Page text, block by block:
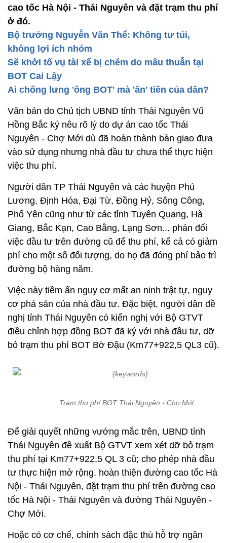
cao tốc Hà Nội - Thái Nguyên và đặt trạm thu phí
ở đó.
Bộ trưởng Nguyễn Văn Thể: Không tư túi,
không lợi ích nhóm
Sẽ khởi tố vụ tài xế bị chém do mâu thuẫn tại
BOT Cai Lậy
Ai chống lưng 'ông BOT' mà 'ăn' tiền của dân?
Văn bản do Chủ tịch UBND tỉnh Thái Nguyên Vũ
Hồng Bắc ký nêu rõ lý do dự án cao tốc Thái
Nguyên - Chợ Mới dù đã hoàn thành bàn giao đưa
vào sử dụng nhưng nhà đầu tư chưa thể thực hiện
việc thu phí.
Người dân TP Thái Nguyên và các huyện Phú
Lương, Định Hóa, Đại Từ, Đồng Hỷ, Sông Công,
Phổ Yên cũng như từ các tỉnh Tuyên Quang, Hà
Giang, Bắc Kạn, Cao Bằng, Lạng Sơn... phản đối
việc đầu tư trên đường cũ để thu phí, kể cả có giảm
phí cho một số đối tượng, do họ đã đóng phí bảo trì
đường bộ hàng năm.
Việc này tiềm ẩn nguy cơ mất an ninh trật tự, nguy
cơ phá sản của nhà đầu tư. Đặc biệt, người dân đề
nghị tỉnh Thái Nguyên có kiến nghị với Bộ GTVT
điều chỉnh hợp đồng BOT đã ký với nhà đầu tư, dỡ
bỏ trạm thu phí BOT Bờ Đậu (Km77+922,5 QL3 cũ).
Trạm thu phí BOT Thái Nguyên - Chợ Mới
Để giải quyết những vướng mắc trên, UBND tỉnh
Thái Nguyên đề xuất Bộ GTVT xem xét dỡ bỏ trạm
thu phí tại Km77+922,5 QL 3 cũ; cho phép nhà đầu
tư thực hiện mở rộng, hoàn thiện đường cao tốc Hà
Nội - Thái Nguyên, đặt trạm thu phí trên đường cao
tốc Hà Nội - Thái Nguyên và đường Thái Nguyên -
Chợ Mới.
Hoặc có cơ chế, chính sách đặc thù hỗ trợ ngân